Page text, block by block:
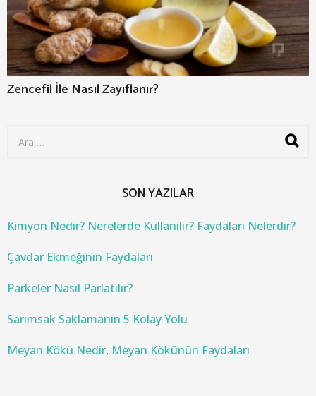
Zencefil İle Nasıl Zayıflanır?
o
:
SON YAZILAR
Kimyon Nedir? Nerelerde Kullanılır? Faydaları Nelerdir?
Çavdar Ekmeğinin Faydaları
Parkeler Nasıl Parlatılır?
Sarımsak Saklamanın 5 Kolay Yolu
Meyan Kökü Nedir, Meyan Kökünün Faydaları